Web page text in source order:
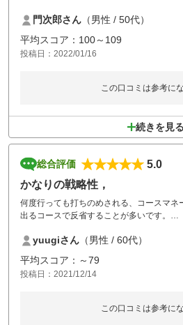
グリーンが難しく全体的に5打位多くたたい
私は優勝出来ませんでしたがベスグロ取れ
又春頃コンペを開催したいです。
門次郎さん （男性 / 50代）
平均スコア：100～109
投稿日：2022/01/16
この口コミは参考に
続きを見る
総合評価
5.0
かなりの戦略性，
何度行っても打ちのめされる、コースマネ
出るコースで反省することが多いです。
yuugiさん （男性 / 60代）
平均スコア：～79
投稿日：2021/12/14
この口コミは参考に